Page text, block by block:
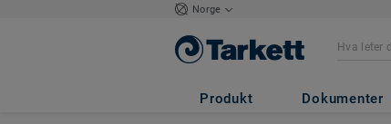
Norge
Produkt Dokumenter